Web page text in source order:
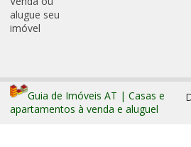
Suzano
alugue seu
imóvel
Guia de Imóveis AT | Casas e
apartamentos à venda e aluguel